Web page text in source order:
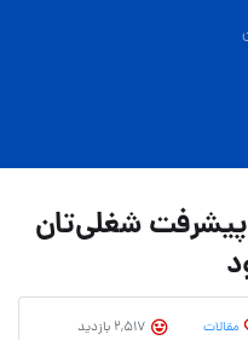
پیشرفت شغلی‌تان
مقالات